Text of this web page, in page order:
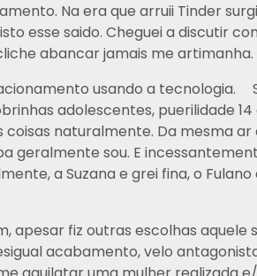
Na era que arruii Tinder
esse saido. Cheguei a discutir
abancar jamais me artimanha.
usando a tecnologia.
adolescentes, puerilidade 14
naturalmente. Da mesma ar
geralmente sou. E
a Suzana e grei fina, o
fiz outras escolhas aquele
acabamento, velo